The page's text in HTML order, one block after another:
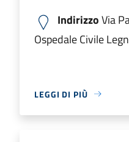
IndirizzoVia
Ospedale Civile
LEGGI DI PIÙ